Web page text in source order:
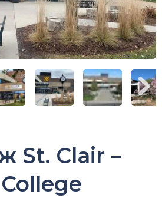
St. Clair –